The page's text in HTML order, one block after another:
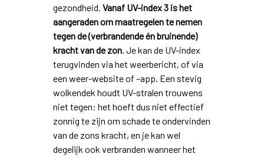
gezondheid. Vanaf UV-index 3 is het
aangeraden om maatregelen te nemen
tegen de (verbrandende én bruinende)
kracht van de zon. Je kan de UV-index
terugvinden via het weerbericht, of via
een weer-website of –app. Een stevig
wolkendek houdt UV-stralen trouwens
niet tegen: het hoeft dus niet effectief
zonnig te zijn om schade te ondervinden
van de zons kracht, en je kan wel
degelijk ook verbranden wanneer het